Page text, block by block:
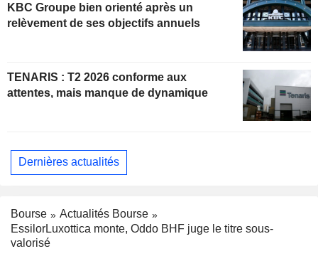
KBC Groupe bien orienté après un
relèvement de ses objectifs annuels
TENARIS : T2 2026 conforme aux
attentes, mais manque de dynamique
Dernières actualités
Bourse
Actualités Bourse
EssilorLuxottica monte, Oddo BHF juge le titre sous-
valorisé